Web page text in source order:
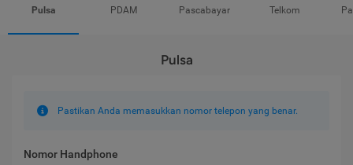
Pulsa PDAM Pascabayar Telkom
Pulsa
Pastikan Anda memasukkan nomor telepon yang benar.
Nomor Handphone